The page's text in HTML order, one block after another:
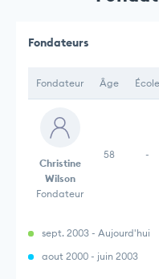
Fondateurs
Fondateur Âge École
Christine
Wilson
Fondateur
58 -
sept. 2003 - Aujourd'hui
aout 2000 - juin 2003